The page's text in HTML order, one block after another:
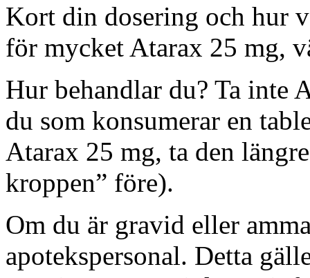
Kort din dosering och hur
för mycket Atarax 25 mg,
Hur behandlar du? Ta inte
du som konsumerar en
Atarax 25 mg, ta den
kroppen” före).
Om du är gravid eller
apotekspersonal. Detta